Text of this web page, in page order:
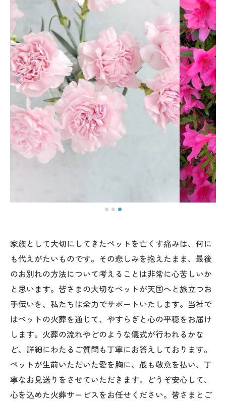
家族として大切にしてきたペットを亡くす痛みは、何に
も代えがたいものです。その悲しみを抱えたまま、最後
のお別れの方法について考えることは非常に心苦しいか
と思います。皆さまの大切なペットが天国へと旅立つお
手伝いを、私たちは全力でサポートいたします。当社で
はペットの火葬を通じて、やすらぎと心の平穏をお届け
します。火葬の流れやどのような儀式が行われるかな
ど、詳細にわたるご質問も丁寧にお答えしております。
ペットが生前いただいた愛を胸に、最も敬意を払い、丁
寧なお見送りをさせていただきます。どうぞ安心して、
心を込めた火葬サービスをお任せください。皆さまとご